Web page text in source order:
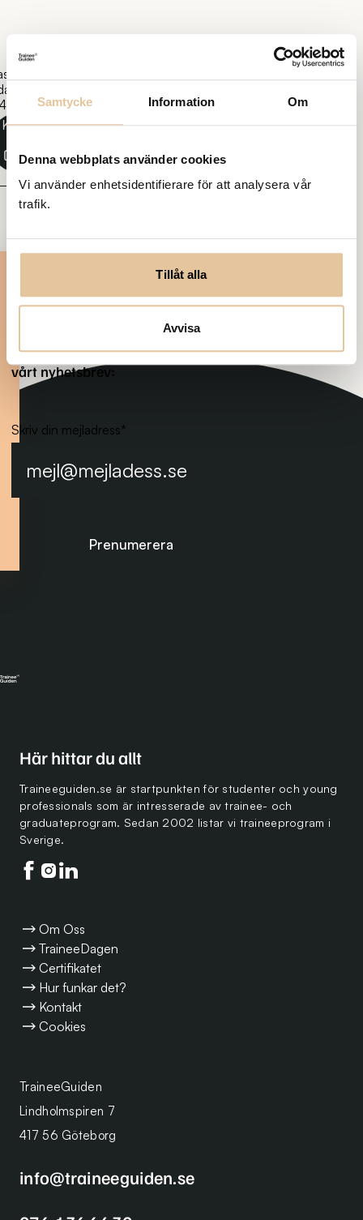
Samtycke Information Om
Denna webbplats använder cookies
Vi använder enhetsidentifierare för att analysera vår
trafik.
Tillåt alla
Avvisa
11-25
Kopiera
Prenumerera på nya
traineetjänst. Anmäl dig till
vårt nyhetsbrev:
Skriv din mejladress*
Här hittar du allt
Traineeguiden.se är startpunkten för studenter och young
professionals som är intresserade av trainee- och
graduateprogram. Sedan 2002 listar vi traineeprogram i
Sverige.
Följ oss på facebook
Följ oss på instagram
Följ oss på linkedin
TraineeGuiden
Lindholmspiren 7
417 56 Göteborg
info@traineeguiden.se
Om Oss
TraineeDagen
Certifikatet
Hur funkar det?
Kontakt
Cookies